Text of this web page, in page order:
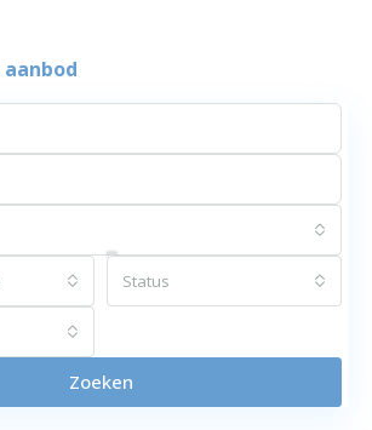
aanbod
Status
Zoeken